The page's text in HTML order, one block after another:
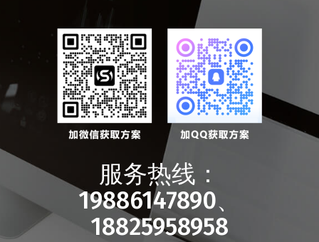
服务热线：
19886147890、
18825958958